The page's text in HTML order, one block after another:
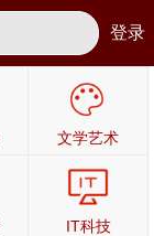
登录
文学艺术
IT科技